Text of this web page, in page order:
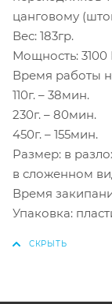
цанговому
Вес: 183гр.
Мощность: 3100
Время работы
110г. – 38мин.
230г. – 80мин.
450г. – 155мин.
Размер: в
в сложенном
Время
Упаковка: